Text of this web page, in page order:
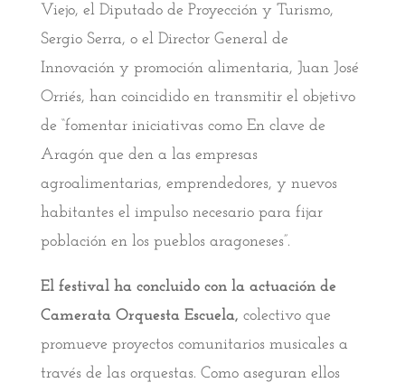
Viejo, el Diputado de Proyección y Turismo,
Sergio Serra, o el Director General de
Innovación y promoción alimentaria, Juan José
Orriés, han coincidido en transmitir el objetivo
de “fomentar iniciativas como En clave de
Aragón que den a las empresas
agroalimentarias, emprendedores, y nuevos
habitantes el impulso necesario para fijar
población en los pueblos aragoneses”.
El festival ha concluido con la actuación de
Camerata Orquesta Escuela, colectivo que
promueve proyectos comunitarios musicales a
través de las orquestas. Como aseguran ellos